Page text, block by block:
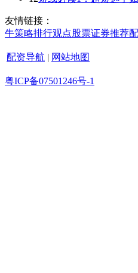
友情链接：
牛策略排行观点股票证券推荐
配资导航 | 网站地图
粤ICP备07501246号-1